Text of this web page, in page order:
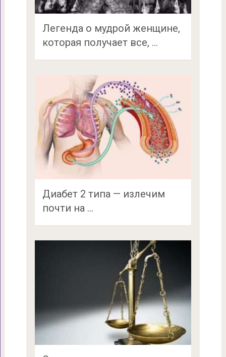
Легенда о мудрой женщине,
которая получает все, …
Диабет 2 типа — излечим
почти на …